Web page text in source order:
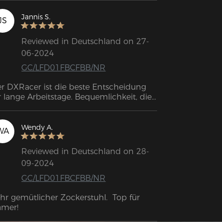
er sich easy an die eigene
anpassen.
Montage ist Kinderleicht (dauer ca. 15-
min.)
leistungsverhältnis - hervorragend.
knapp sechs Wochen bin ich immer
Jannis S.
Reviewed in Deutschland on 27-
06-2024
GC/LFD01FBCFBB/NR
DXRacer ist die beste Entscheidung
lange Arbeitstage. Bequemlichkeit, die
Wendy A.
Reviewed in Deutschland on 28-
09-2024
GC/LFD01FBCFBB/NR
gemütlicher Zockerstuhl.  Top für